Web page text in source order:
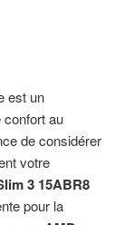
est un
au
de considérer
votre
3 15ABR8
pour la